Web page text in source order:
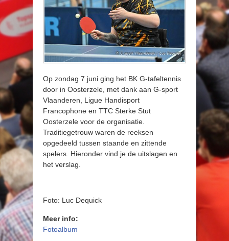
Op zondag 7 juni ging het BK G-tafeltennis
door in Oosterzele, met dank aan G-sport
Vlaanderen, Ligue Handisport
Francophone en TTC Sterke Stut
Oosterzele voor de organisatie.
Traditiegetrouw waren de reeksen
opgedeeld tussen staande en zittende
spelers. Hieronder vind je de uitslagen en
het verslag.
Foto: Luc Dequick
Meer info:
Fotoalbum